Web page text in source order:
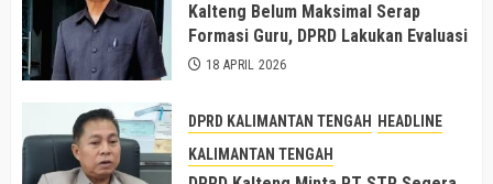
Kalteng Belum Maksimal Serap
Formasi Guru, DPRD Lakukan Evaluasi
18 APRIL 2026
DPRD KALIMANTAN TENGAH
HEADLINE
KALIMANTAN TENGAH